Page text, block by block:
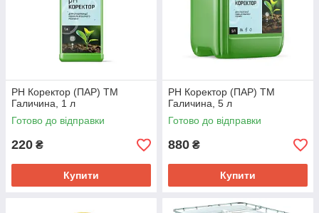
PH Коректор (ПАР) ТМ
Галичина, 1 л
Готово до відправки
220 ₴
Купити
PH Коректор (ПАР) ТМ
Галичина, 5 л
Готово до відправки
880 ₴
Купити